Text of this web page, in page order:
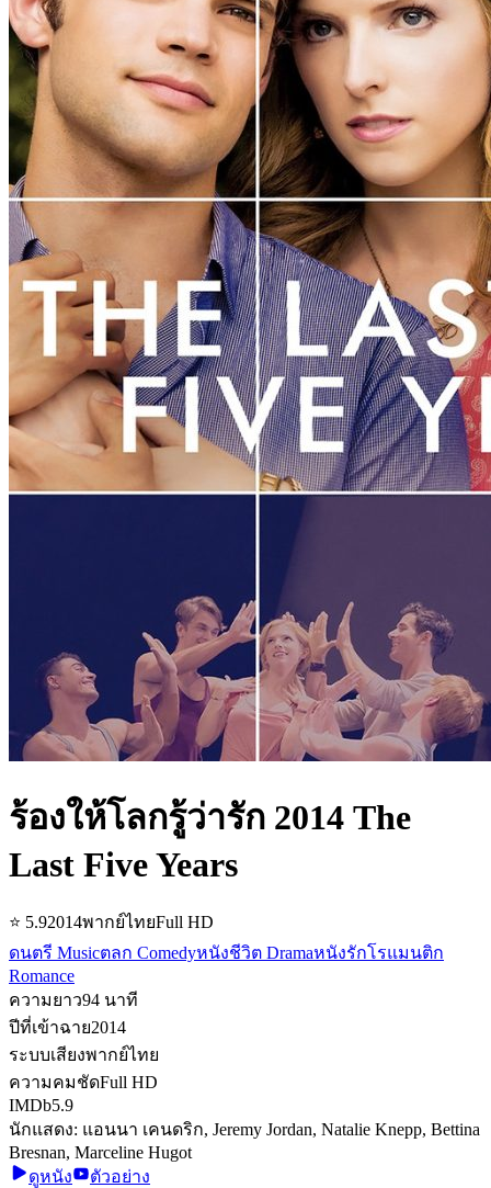
ร้องให้โลกรู้ว่ารัก 2014 The
Last Five Years
⭐ 5.92014พากย์ไทยFull HD
ดนตรี Musicตลก Comedyหนังชีวิต Dramaหนังรักโรแมนติก
Romance
ความยาว94 นาที
ปีที่เข้าฉาย2014
ระบบเสียงพากย์ไทย
ความคมชัดFull HD
IMDb5.9
นักแสดง: แอนนา เคนดริก, Jeremy Jordan, Natalie Knepp, Bettina
Bresnan, Marceline Hugot
ดูหนัง
ตัวอย่าง